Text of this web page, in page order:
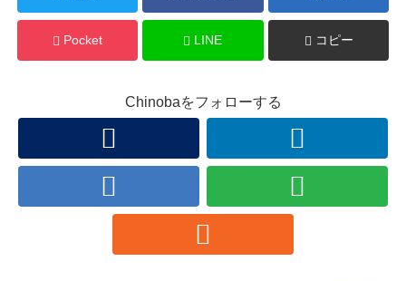
Pocket LINE コピー
Chinobaをフォローする